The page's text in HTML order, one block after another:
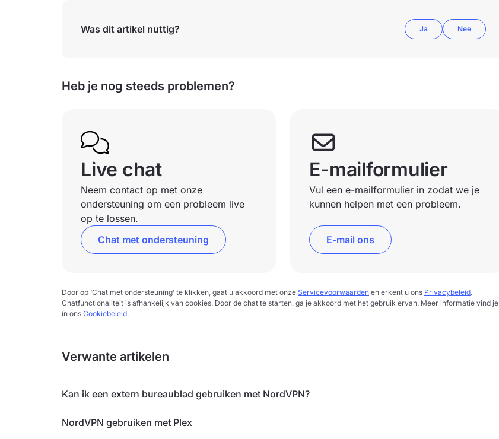
Was dit artikel nuttig? Ja Nee
Heb je nog steeds problemen?
Live chat
Neem contact op met onze
ondersteuning om een probleem live
op te lossen.
Chat met ondersteuning
E-mailformulier
Vul een e-mailformulier in zodat we je
kunnen helpen met een probleem.
E-mail ons
Door op ‘Chat met ondersteuning’ te klikken, gaat u akkoord met onze Servicevoorwaarden en erkent u ons Privacybeleid.
Chatfunctionaliteit is afhankelijk van cookies. Door de chat te starten, ga je akkoord met het gebruik ervan. Meer informatie vind je
in ons Cookiebeleid.
Verwante artikelen
Kan ik een extern bureaublad gebruiken met NordVPN?
NordVPN gebruiken met Plex